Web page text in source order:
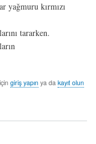
yağmuru kırmızı
tararken.
giriş yapınya da kayıt olun